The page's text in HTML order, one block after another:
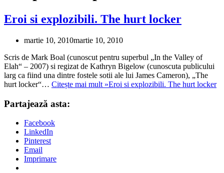
Eroi si explozibili. The hurt locker
martie 10, 2010martie 10, 2010
Scris de Mark Boal (cunoscut pentru superbul „In the Valley of
Elah“ – 2007) si regizat de Kathryn Bigelow (cunoscuta publicului
larg ca fiind una dintre fostele sotii ale lui James Cameron), „The
hurt locker“… Citește mai mult »Eroi si explozibili. The hurt locker
Partajează asta:
Facebook
LinkedIn
Pinterest
Email
Imprimare